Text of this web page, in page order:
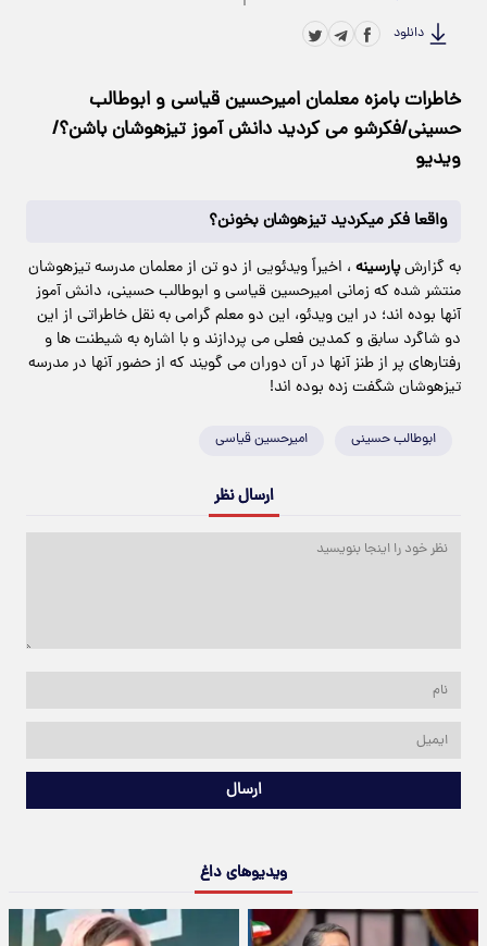
دانلود
خاطرات بامزه معلمان امیرحسین قیاسی و ابوطالب
حسینی/فکرشو می کردید دانش آموز تیزهوشان باشن؟/
ویدیو
واقعا فکر میکردید تیزهوشان بخونن؟
به گزارشپارسینه ، اخیراً ویدئویی از دو تن از معلمان مدرسه تیزهوشان
منتشر شده که زمانی امیرحسین قیاسی و ابوطالب حسینی، دانش آموز
آنها بوده اند؛ در این ویدئو، این دو معلم گرامی به نقل خاطراتی از این
دو شاگرد سابق و کمدین فعلی می پردازند و با اشاره به شیطنت ها و
رفتارهای پر از طنز آنها در آن دوران می گویند که از حضور آنها در مدرسه
تیزهوشان شگفت زده بوده اند!
ابوطالب حسینی امیرحسین قیاسی
ارسال نظر
ارسال
ویدیوهای داغ